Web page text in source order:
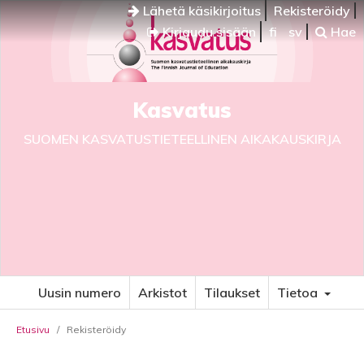
Lähetä käsikirjoitus
Rekisteröidy
Kirjaudu sisään
fi sv Hae
Kasvatus
SUOMEN KASVATUSTIETEELLINEN AIKAKAUSKIRJA
Uusin numero Arkistot Tilaukset Tietoa
Etusivu / Rekisteröidy